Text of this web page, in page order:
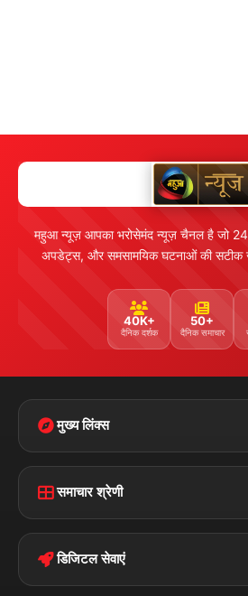
महुआ न्यूज़ आपका भरोसेमंद न्यूज़ चैनल है जो 24
अपडेट्स, और समसामयिक घटनाओं की सटीक
40K+
दैनिक दर्शक
50+
दैनिक समाचार
मुख्य लिंक्स
Home
Privacy Policy
समाचार श्रेणी
बिहार
पॉलिटिकल
डिजिटल सेवाएं